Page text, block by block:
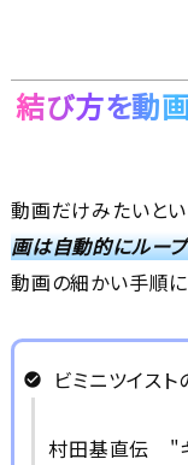
結び方を動
動画だけみたいと
画は自動的にルー
動画の細かい手順
ビミニツイス
村田基直伝 "キ